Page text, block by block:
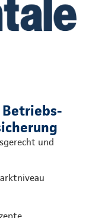
Betriebs-
und